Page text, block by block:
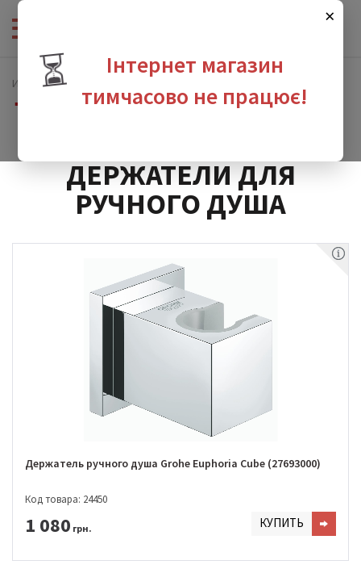
×
⏳
Інтернет магазин
тимчасово не працює!
Интернет-магазин сантехники
Держатели для ручного душа
ДЕРЖАТЕЛИ ДЛЯ
РУЧНОГО ДУША
Держатель ручного душа Grohe Euphoria Cube (27693000)
Код товара: 24450
1 080 грн. КУПИТЬ